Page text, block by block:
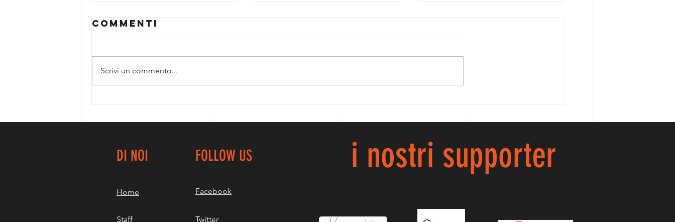
TASSELLO!
PARTITE ALLA
Commenti
Scrivi un commento...
DI NOI
Home
Staff
FOLLOW US
Facebook
Twitter
i nostri supporter